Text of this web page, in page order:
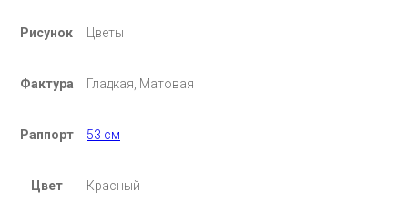
Рисунок Цветы
Фактура Гладкая, Матовая
Раппорт 53 см
Цвет Красный